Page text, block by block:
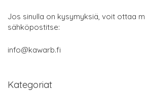
Jos sinulla on kysymyksiä, voit ottaa
sähköpostitse:
info@kawarb.fi
Kategoriat